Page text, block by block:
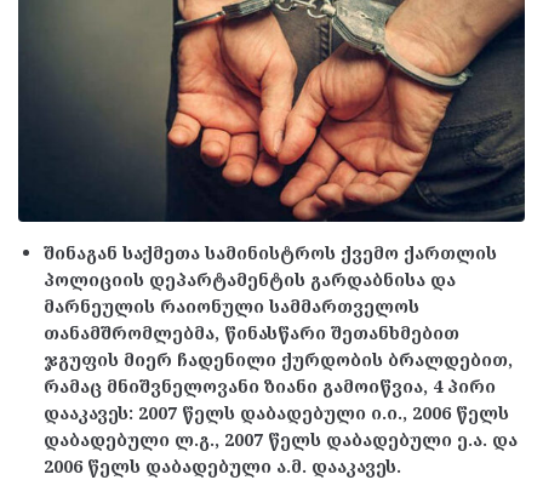
შინაგან საქმეთა სამინისტროს ქვემო ქართლის
პოლიციის დეპარტამენტის გარდაბნისა და
მარნეულის რაიონული სამმართველოს
თანამშრომლებმა, წინასწარი შეთანხმებით
ჯგუფის მიერ ჩადენილი ქურდობის ბრალდებით,
რამაც მნიშვნელოვანი ზიანი გამოიწვია, 4 პირი
დააკავეს: 2007 წელს დაბადებული ი.ი., 2006 წელს
დაბადებული ლ.გ., 2007 წელს დაბადებული ე.ა. და
2006 წელს დაბადებული ა.მ. დააკავეს.